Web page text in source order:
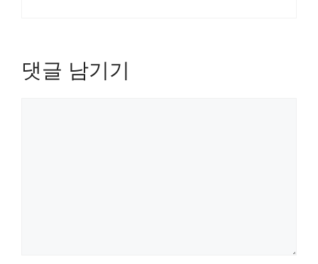
댓글 남기기